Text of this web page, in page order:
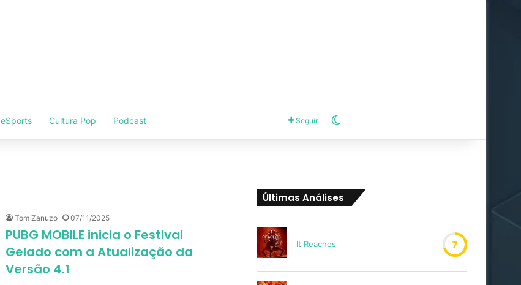
eSports Cultura Pop Podcast Seguir
Tom Zanuzo 07/11/2025
PUBG MOBILE inicia o Festival
Gelado com a Atualização da
Versão 4.1
Últimas Análises
It Reaches 7